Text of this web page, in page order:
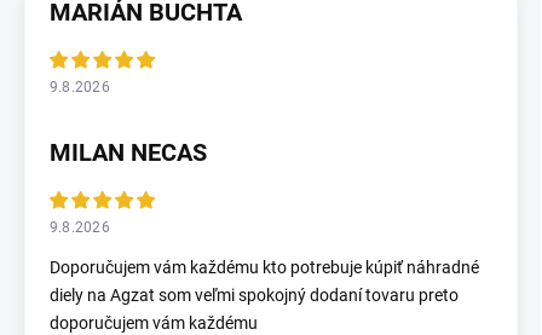
MARIÁN BUCHTA
9.8.2026
MILAN NECAS
9.8.2026
Doporučujem vám každému kto potrebuje kúpiť náhradné
diely na Agzat som veľmi spokojný dodaní tovaru preto
doporučujem vám každému